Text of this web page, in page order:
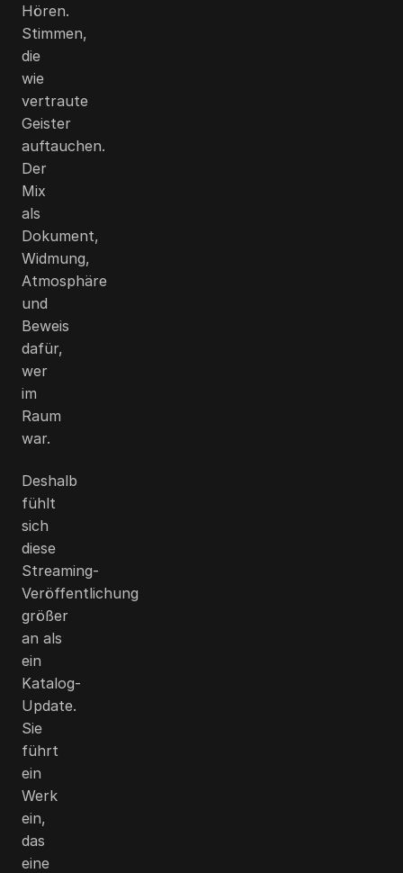
Hören.
Stimmen,
die
wie
vertraute
Geister
auftauchen.
Der
Mix
als
Dokument,
Widmung,
Atmosphäre
und
Beweis
dafür,
wer
im
Raum
war.
Deshalb
fühlt
sich
diese
Streaming-
Veröffentlichung
größer
an als
ein
Katalog-
Update.
Sie
führt
ein
Werk
ein,
das
eine